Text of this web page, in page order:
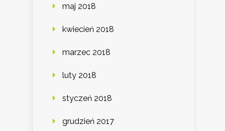
maj 2018
kwiecień 2018
marzec 2018
luty 2018
styczeń 2018
grudzień 2017